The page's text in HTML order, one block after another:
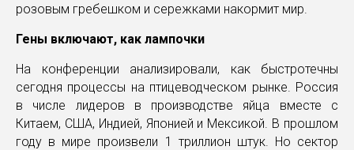
розовым гребешком и сережками накормит мир.
Гены включают, как лампочки
На конференции анализировали, как быстротечны
сегодня процессы на птицеводческом рынке. Россия
в числе лидеров в производстве яйца вместе с
Китаем, США, Индией, Японией и Мексикой. В прошлом
году в мире произвели 1 триллион штук. Но сектор